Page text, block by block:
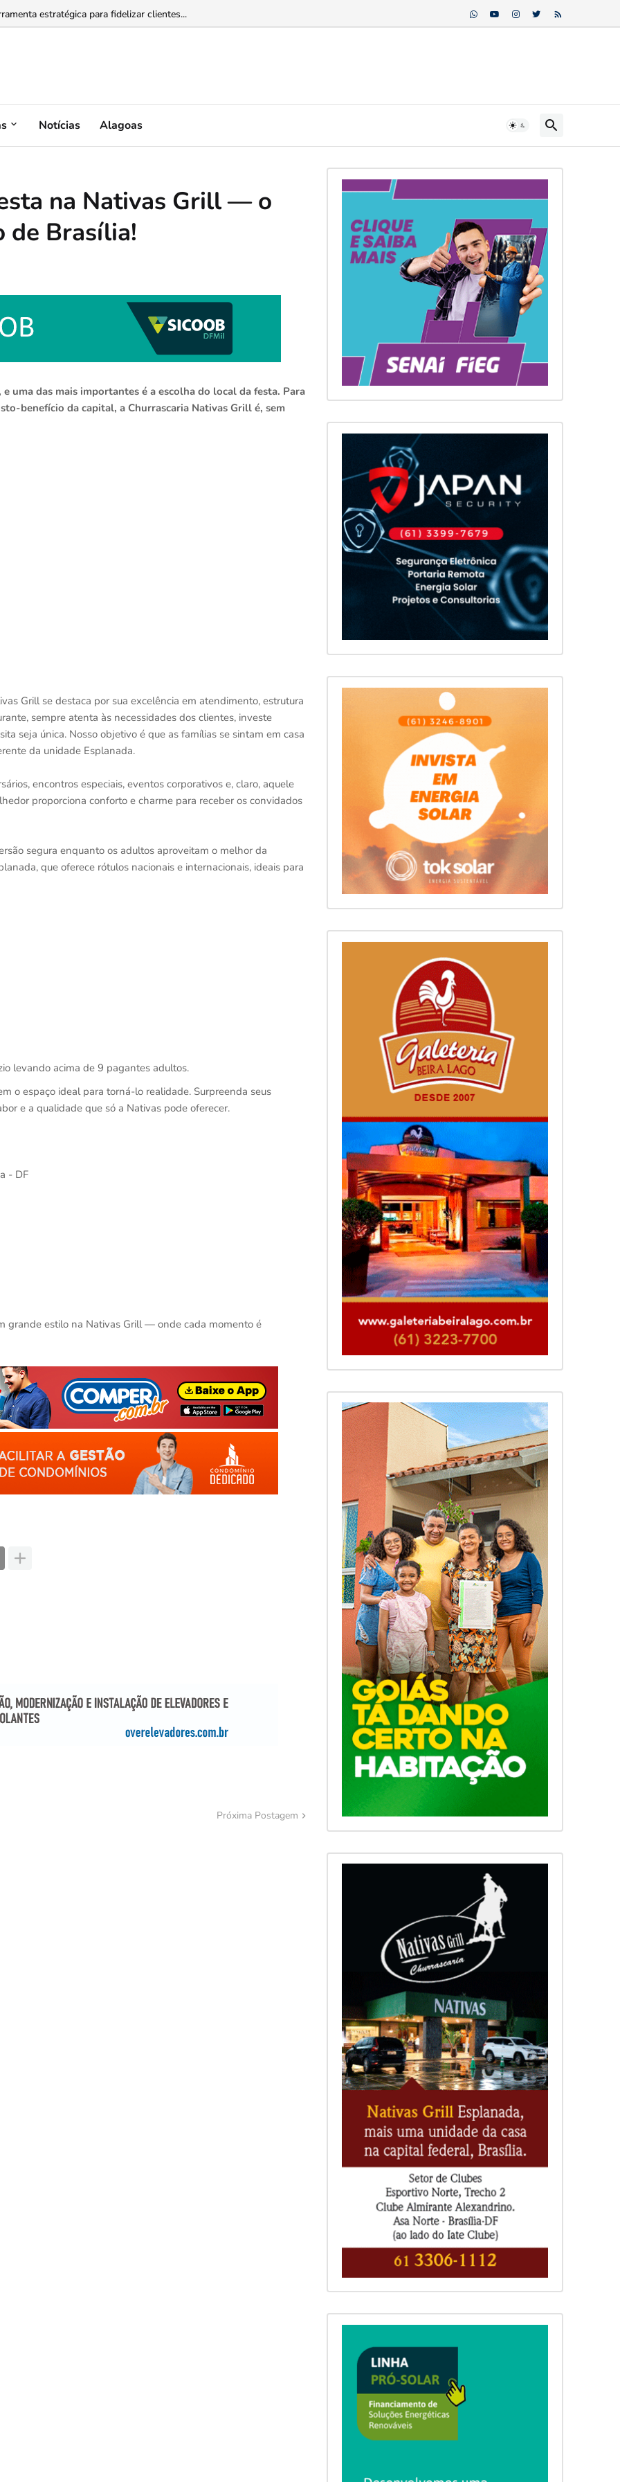
estratégica para fidelizar clientes...
Notícias Alagoas
na Nativas Grill — o
de Brasília!
uma das mais importantes é a escolha do local da festa. Para
benefício da capital, a Churrascaria Nativas Grill é, sem
Grill se destaca por sua excelência em atendimento, estrutura
sempre atenta às necessidades dos clientes, investe
seja única. Nosso objetivo é que as famílias se sintam em casa
da unidade Esplanada.
encontros especiais, eventos corporativos e, claro, aquele
proporciona conforto e charme para receber os convidados
segura enquanto os adultos aproveitam o melhor da
que oferece rótulos nacionais e internacionais, ideais para
levando acima de 9 pagantes adultos.
o espaço ideal para torná-lo realidade. Surpreenda seus
e a qualidade que só a Nativas pode oferecer.
- DF
grande estilo na Nativas Grill — onde cada momento é
Próxima Postagem